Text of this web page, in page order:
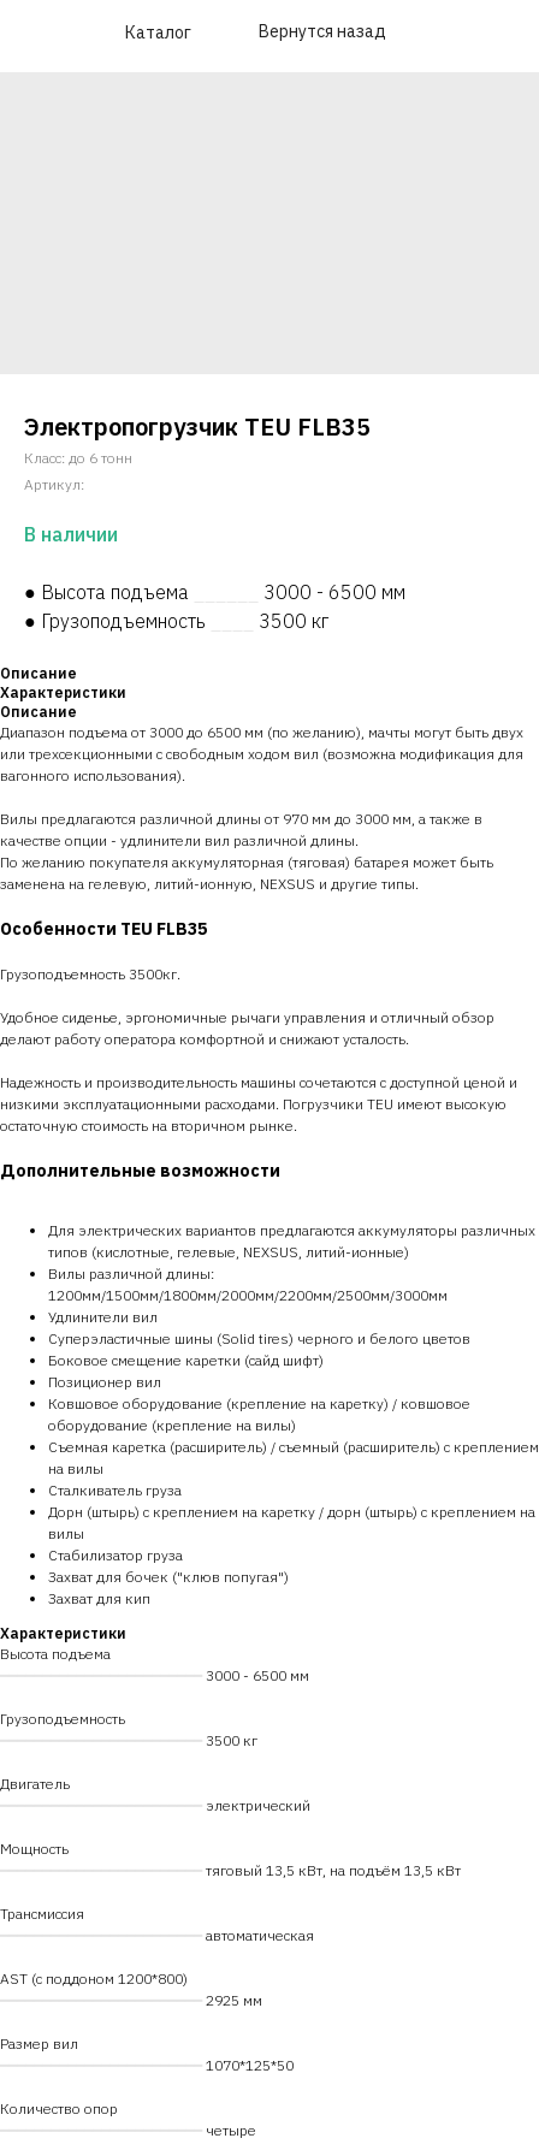
Каталог Вернутся назад
Электропогрузчик TEU FLB35
Класс: до 6 тонн
Артикул:
В наличии
● Высота подъема
3000 - 6500 мм
● Грузоподъемность
3500 кг
Описание
Характеристики
Описание
Диапазон подъема от 3000 до 6500 мм (по желанию), мачты могут быть двух
или трехсекционными с свободным ходом вил (возможна модификация для
вагонного использования).
Вилы предлагаются различной длины от 970 мм до 3000 мм, а также в
качестве опции - удлинители вил различной длины.
По желанию покупателя аккумуляторная (тяговая) батарея может быть
заменена на гелевую, литий-ионную, NEXSUS и другие типы.
Особенности TEU FLB35
Грузоподъемность 3500кг.
Удобное сиденье, эргономичные рычаги управления и отличный обзор
делают работу оператора комфортной и снижают усталость.
Надежность и производительность машины сочетаются с доступной ценой и
низкими эксплуатационными расходами. Погрузчики TEU имеют высокую
остаточную стоимость на вторичном рынке.
Дополнительные возможности
Для электрических вариантов предлагаются аккумуляторы различных
типов (кислотные, гелевые, NEXSUS, литий-ионные)
Вилы различной длины:
1200мм/1500мм/1800мм/2000мм/2200мм/2500мм/3000мм
Удлинители вил
Суперэластичные шины (Solid tires) черного и белого цветов
Боковое смещение каретки (сайд шифт)
Позиционер вил
Ковшовое оборудование (крепление на каретку) / ковшовое
оборудование (крепление на вилы)
Съемная каретка (расширитель) / съемный (расширитель) с креплением
на вилы
Сталкиватель груза
Дорн (штырь) с креплением на каретку / дорн (штырь) с креплением на
вилы
Стабилизатор груза
Захват для бочек ("клюв попугая")
Захват для кип
Характеристики
Высота подъема
━━━━━━━━━━━━━━━━━━━━━━━━ 3000 - 6500 мм
Грузоподъемность
━━━━━━━━━━━━━━━━━━━━━━━━ 3500 кг
Двигатель
━━━━━━━━━━━━━━━━━━━━━━━━ электрический
Мощность
━━━━━━━━━━━━━━━━━━━━━━━━ тяговый 13,5 кВт, на подъём 13,5 кВт
Трансмиссия
━━━━━━━━━━━━━━━━━━━━━━━━ автоматическая
AST (с поддоном 1200*800)
━━━━━━━━━━━━━━━━━━━━━━━━ 2925 мм
Размер вил
━━━━━━━━━━━━━━━━━━━━━━━━ 1070*125*50
Количество опор
━━━━━━━━━━━━━━━━━━━━━━━━ четыре